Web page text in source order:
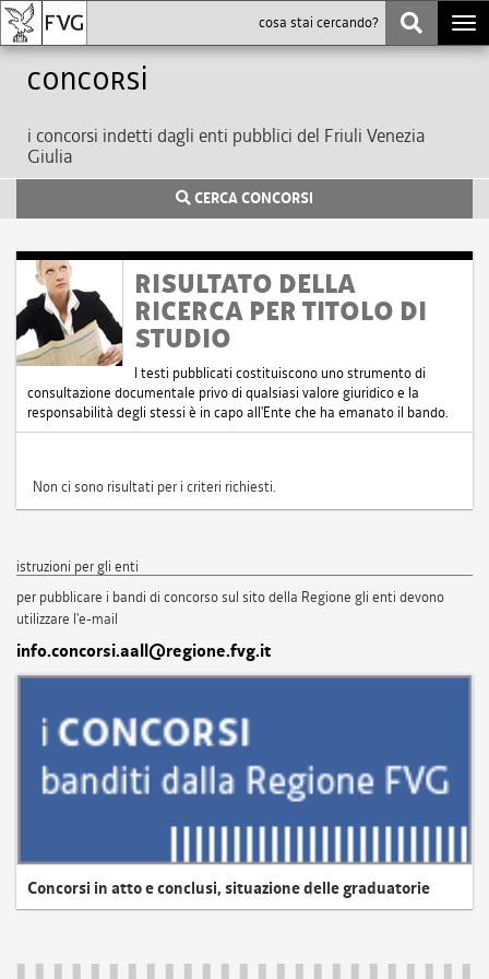
Concorsi
i concorsi indetti dagli enti pubblici del Friuli Venezia
Giulia
CERCA CONCORSI
RISULTATO DELLA
RICERCA PER TITOLO DI
STUDIO
I testi pubblicati costituiscono uno strumento di
consultazione documentale privo di qualsiasi valore giuridico e la
responsabilità degli stessi è in capo all'Ente che ha emanato il bando.
Non ci sono risultati per i criteri richiesti.
istruzioni per gli enti
per pubblicare i bandi di concorso sul sito della Regione gli enti devono
utilizzare l'e-mail
info.concorsi.aall@regione.fvg.it
Concorsi in atto e conclusi, situazione delle graduatorie